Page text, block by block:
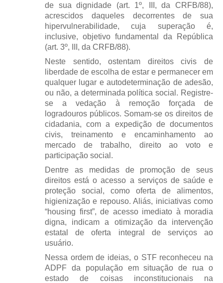
de sua dignidade (art. 1º, III, da CRFB/88),
acrescidos daqueles decorrentes de sua
hipervulnerabilidade, cuja superação é,
inclusive, objetivo fundamental da República
(art. 3º, III, da CRFB/88).
Neste sentido, ostentam direitos civis de
liberdade de escolha de estar e permanecer em
qualquer lugar e autodeterminação de adesão,
ou não, a determinada política social. Registre-
se a vedação à remoção forçada de
logradouros públicos. Somam-se os direitos de
cidadania, com a expedição de documentos
civis, treinamento e encaminhamento ao
mercado de trabalho, direito ao voto e
participação social.
Dentre as medidas de promoção de seus
direitos está o acesso a serviços de saúde e
proteção social, como oferta de alimentos,
higienização e repouso. Aliás, iniciativas como
“housing first”, de acesso imediato à moradia
digna, indicam a otimização da intervenção
estatal de oferta integral de serviços ao
usuário.
Nessa ordem de ideias, o STF reconheceu na
ADPF da população em situação de rua o
estado de coisas inconstitucionais na